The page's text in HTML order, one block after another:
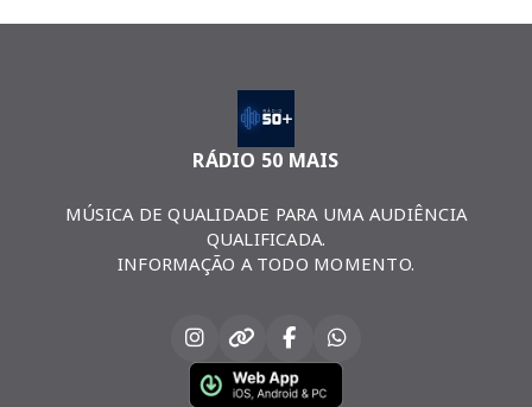
RÁDIO 50 MAIS
MÚSICA DE QUALIDADE PARA UMA AUDIÊNCIA
QUALIFICADA.
INFORMAÇÃO A TODO MOMENTO.